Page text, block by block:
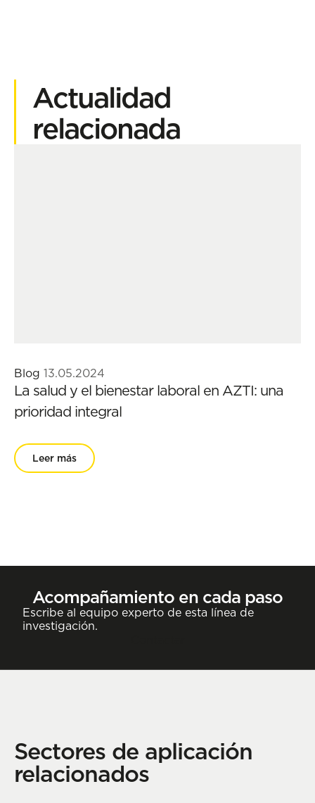
Actualidad
relacionada
Blog 13.05.2024
La salud y el bienestar laboral en AZTI: una
prioridad integral
Leer más
Acompañamiento en cada paso
Escribe al equipo experto de esta línea de
investigación.
Sectores de aplicación
relacionados